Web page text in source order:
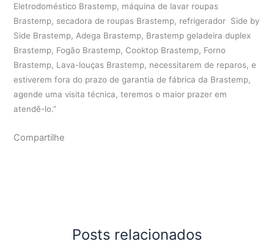
Eletrodoméstico Brastemp, máquina de lavar roupas
Brastemp, secadora de roupas Brastemp, refrigerador Side by
Side Brastemp, Adega Brastemp, Brastemp geladeira duplex
Brastemp, Fogão Brastemp, Cooktop Brastemp, Forno
Brastemp, Lava-louças Brastemp, necessitarem de reparos, e
estiverem fora do prazo de garantia de fábrica da Brastemp,
agende uma visita técnica, teremos o maior prazer em
atendê-lo.”
Compartilhe
Posts relacionados